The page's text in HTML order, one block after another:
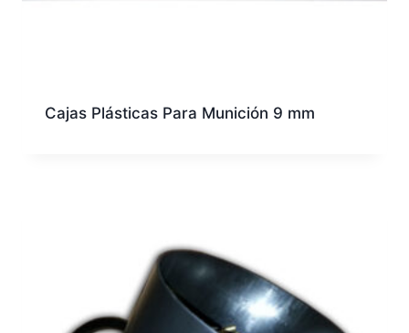
Cajas Plásticas Para Munición 9 mm